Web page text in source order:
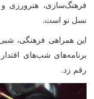
فرهنگ‌سازی، هنرورزی و
نسل نو است.
این همراهی فرهنگی،
برنامه‌های شب‌های
رقم زد.